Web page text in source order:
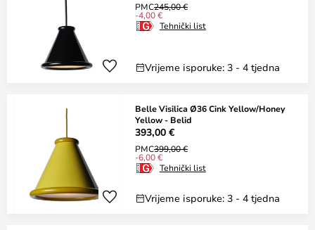
PMC245,00 €
-4,00 €
Tehnički list
Vrijeme isporuke: 3 - 4 tjedna
Belle Visilica Ø36 Cink Yellow/Honey
Yellow - Belid
393,00 €
PMC399,00 €
-6,00 €
Tehnički list
Vrijeme isporuke: 3 - 4 tjedna